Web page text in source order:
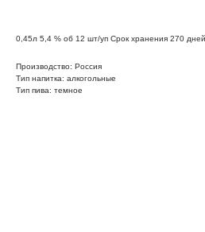
0,45л 5,4 % об 12 шт/уп Срок хранения 270 дней
Производство: Россия
Тип напитка: алкогольные
Тип пива: темное